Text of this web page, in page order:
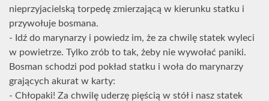
nieprzyjacielską torpedę zmierzającą w kierunku statku i
przywołuje bosmana.
- Idź do marynarzy i powiedz im, że za chwilę statek wyleci
w powietrze. Tylko zrób to tak, żeby nie wywołać paniki.
Bosman schodzi pod pokład statku i woła do marynarzy
grających akurat w karty:
- Chłopaki! Za chwilę uderzę pięścią w stół i nasz statek